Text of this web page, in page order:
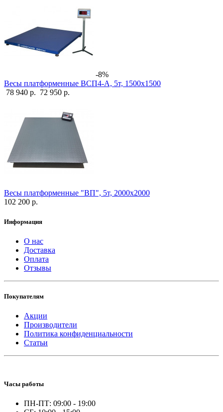
-8%
Весы платформенные ВСП4-А, 5т, 1500х1500
78 940 р. 72 950 р.
Весы платформенные "ВП", 5т, 2000х2000
102 200 р.
Информация
О нас
Доставка
Оплата
Отзывы
Покупателям
Акции
Производители
Политика конфиденциальности
Статьи
Часы работы
ПН-ПТ: 09:00 - 19:00